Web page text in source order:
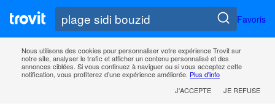
Favoris
Nous utilisons des cookies pour personnaliser votre expérience Trovit sur
notre site, analyser le trafic et afficher un contenu personnalisé et des
annonces ciblées. Si vous continuez à naviguer ou si vous acceptez cette
notification, vous profiterez d’une expérience améliorée. Plus d'info
J'ACCEPTE
JE REFUSE